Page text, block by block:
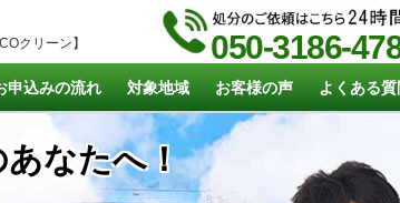
クリーン】 050-3186-
申込みの流れ 対象地域 お客様の声 よくある質
なたへ！